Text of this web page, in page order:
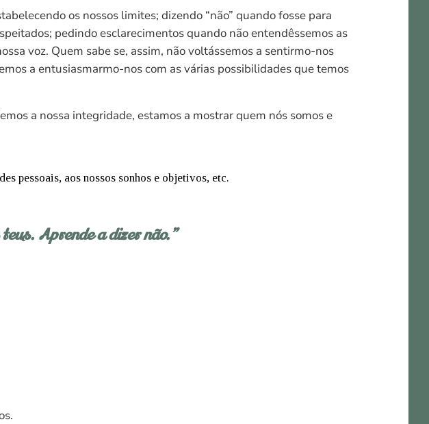
os nossos limites; dizendo “não” quando fosse para
pedindo esclarecimentos quando não entendêssemos as
voz. Quem sabe se, assim, não voltássemos a sentirmo-nos
a entusiasmarmo-nos com as várias possibilidades que temos
a nossa integridade, estamos a mostrar quem nós somos e
pessoais, aos nossos sonhos e objetivos, etc.
Aprende a dizer não.”